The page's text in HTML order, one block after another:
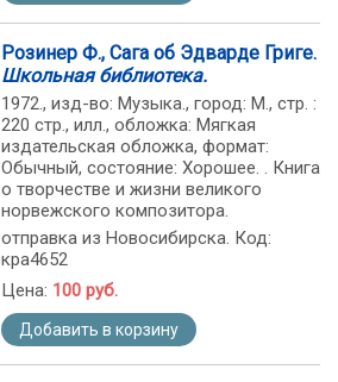
Розинер Ф., Сага об Эдварде Григе.
Школьная библиотека.
1972., изд-во: Музыка., город: М., стр. :
220 стр., илл., обложка: Мягкая
издательская обложка, формат:
Обычный, состояние: Хорошее. . Книга
о творчестве и жизни великого
норвежского композитора.
отправка из Новосибирска. Код:
кра4652
Цена: 100 руб.
Добавить в корзину